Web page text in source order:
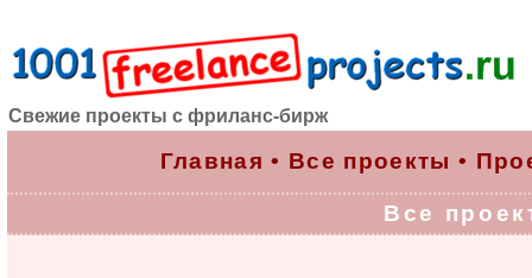
Свежие проекты с фриланс-бирж
Главная • Все проекты •
Все